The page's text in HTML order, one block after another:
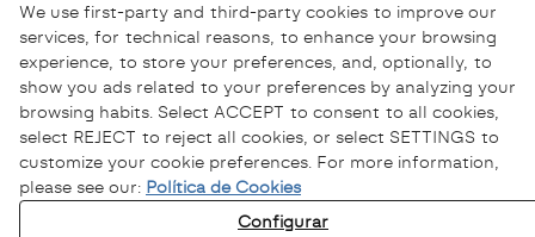
We use first-party and third-party cookies to improve our
services, for technical reasons, to enhance your browsing
experience, to store your preferences, and, optionally, to
show you ads related to your preferences by analyzing your
browsing habits. Select ACCEPT to consent to all cookies,
select REJECT to reject all cookies, or select SETTINGS to
customize your cookie preferences. For more information,
please see our: Política de Cookies
Configurar